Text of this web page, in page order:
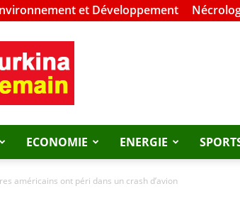
et Développement
ECONOMIE ENERGIE
américains ont péri dans un crash d’avion